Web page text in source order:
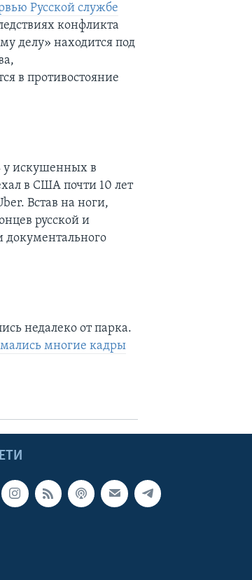
Русской службе
конфликта
делу» находится под
в противостояние
у искушенных в
в США почти 10 лет
Встав на ноги,
русской и
документального
недалеко от парка.
многие кадры